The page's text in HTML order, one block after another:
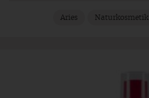
Aries Naturkosmetik